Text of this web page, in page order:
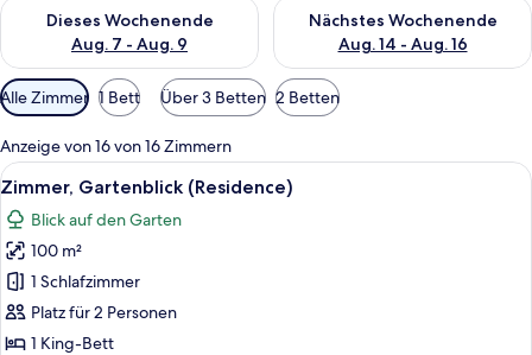
Dieses Wochenende
Aug. 7 - Aug. 9
Überprüfe die Verfügbarkeit für dieses Wochenende, Aug. 7
Nächstes Wochenende
Aug. 14 - Aug. 16
Überprüfe die Verfügbarkeit
Verfügbare
Filter
für
Zimmer
Alle Zimmer 1 Bett Über 3 Betten 2 Betten
Anzeige von 16 von 16 Zimmern
Alle
Fotos
für
Zimmer,
Gartenblick
(Residence)
anzeigen
Ein modernes Hotel mit großem
5
Zimmer, Gartenblick (Residence)
Blick auf den Garten
100 m²
1 Schlafzimmer
Platz für 2 Personen
1 King-Bett